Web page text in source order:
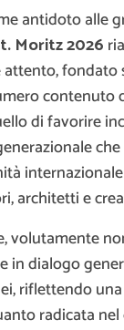
antidoto alle
Moritz 2026
fondato
contenuto
di favorire
architetti e
volutamente
in dialogo
riflettendo
radicata